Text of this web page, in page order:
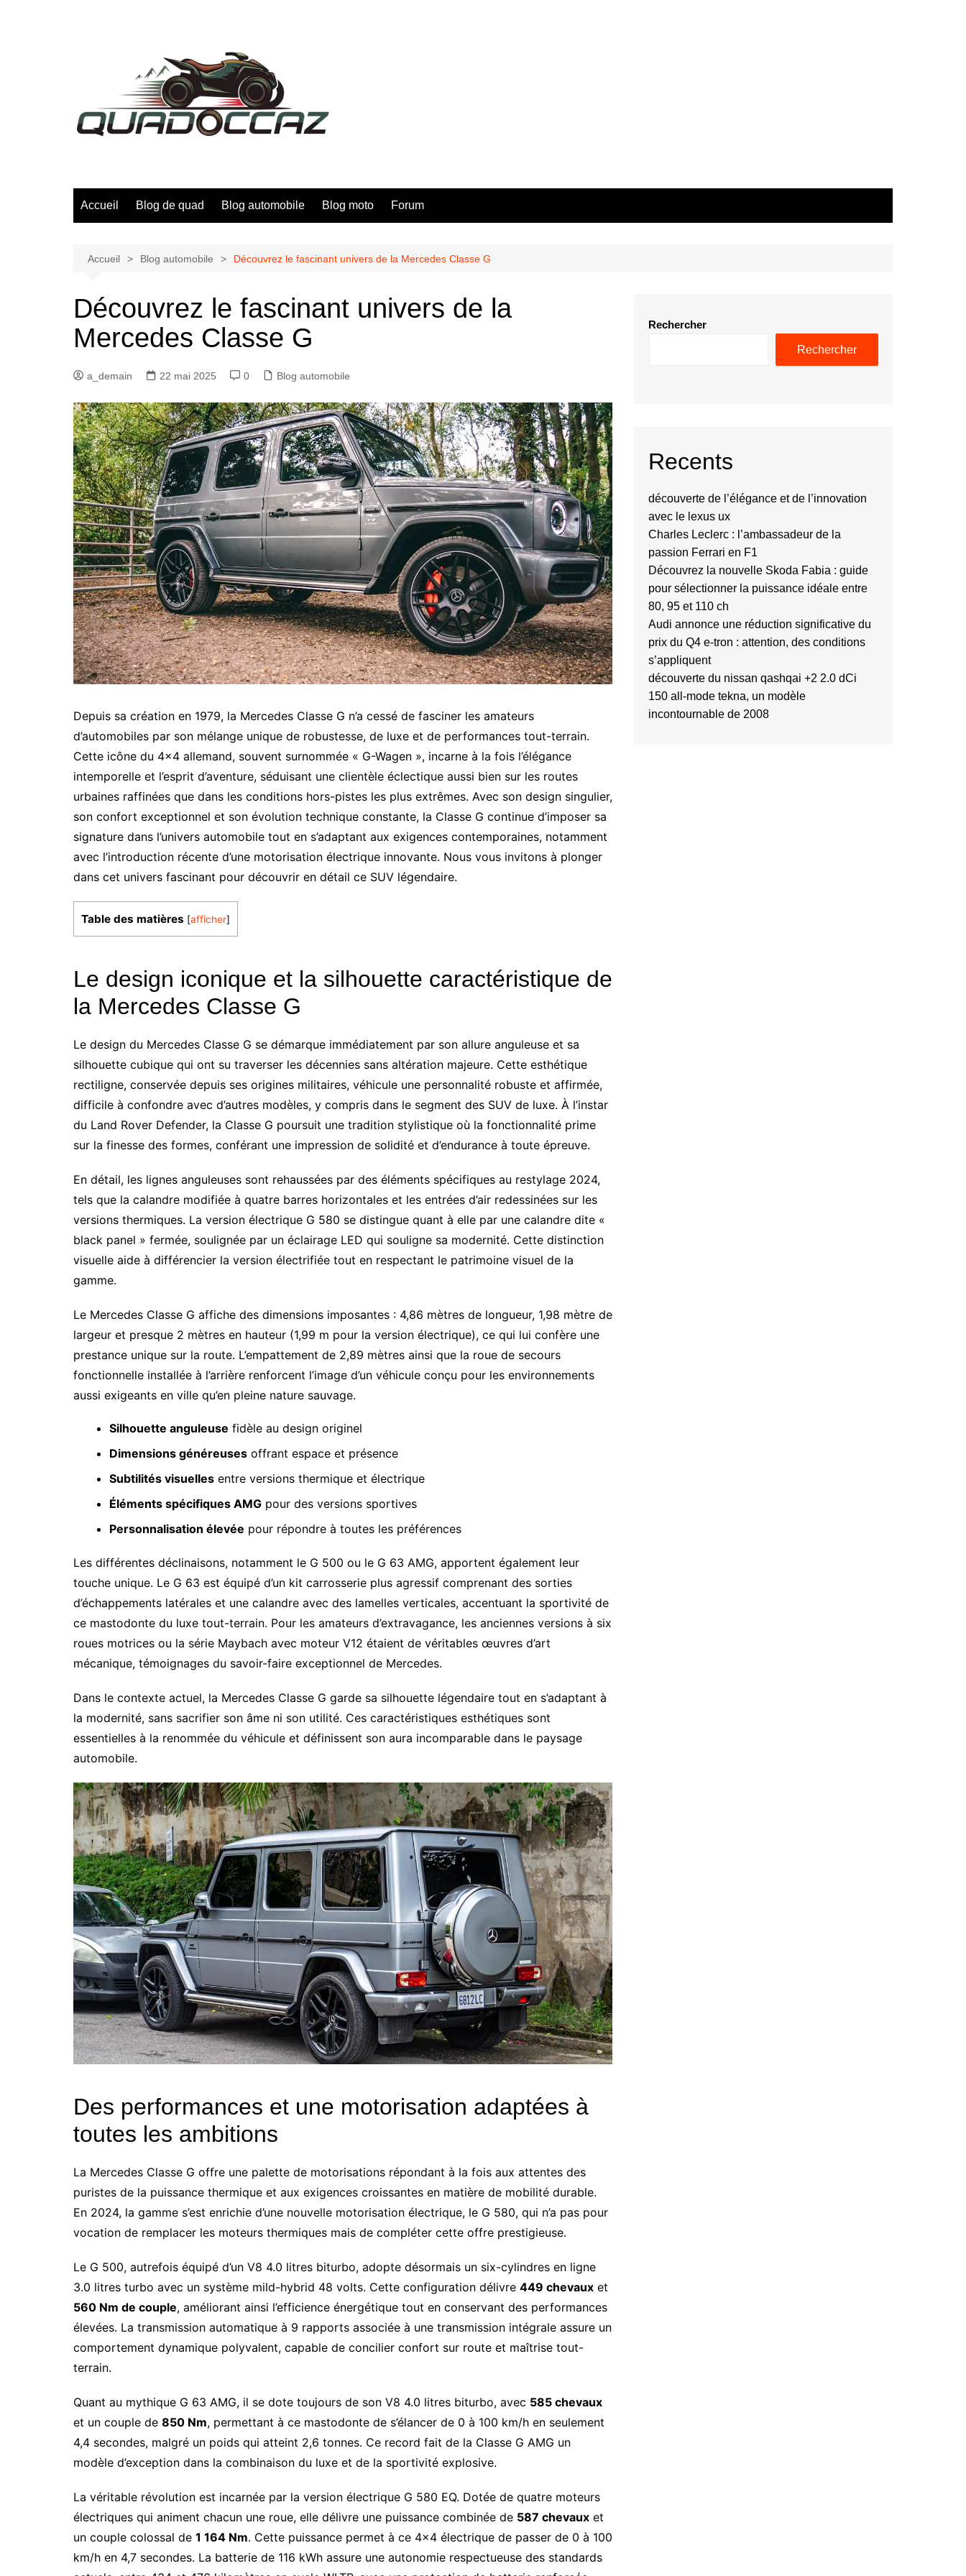
Accueil Blog de quad Blog automobile Blog moto Forum
Accueil Blog automobile Découvrez le fascinant univers de la Mercedes Classe G
Découvrez le fascinant univers de la
Mercedes Classe G
a_demain 22 mai 2025 0 Blog automobile
Depuis sa création en 1979, la Mercedes Classe G n’a cessé de fasciner les amateurs
d’automobiles par son mélange unique de robustesse, de luxe et de performances tout-terrain.
Cette icône du 4×4 allemand, souvent surnommée « G-Wagen », incarne à la fois l’élégance
intemporelle et l’esprit d’aventure, séduisant une clientèle éclectique aussi bien sur les routes
urbaines raffinées que dans les conditions hors-pistes les plus extrêmes. Avec son design singulier,
son confort exceptionnel et son évolution technique constante, la Classe G continue d’imposer sa
signature dans l’univers automobile tout en s’adaptant aux exigences contemporaines, notamment
avec l’introduction récente d’une motorisation électrique innovante. Nous vous invitons à plonger
dans cet univers fascinant pour découvrir en détail ce SUV légendaire.
Table des matières [afficher]
Le design iconique et la silhouette caractéristique de
la Mercedes Classe G
Le design du Mercedes Classe G se démarque immédiatement par son allure anguleuse et sa
silhouette cubique qui ont su traverser les décennies sans altération majeure. Cette esthétique
rectiligne, conservée depuis ses origines militaires, véhicule une personnalité robuste et affirmée,
difficile à confondre avec d’autres modèles, y compris dans le segment des SUV de luxe. À l’instar
du Land Rover Defender, la Classe G poursuit une tradition stylistique où la fonctionnalité prime
sur la finesse des formes, conférant une impression de solidité et d’endurance à toute épreuve.
En détail, les lignes anguleuses sont rehaussées par des éléments spécifiques au restylage 2024,
tels que la calandre modifiée à quatre barres horizontales et les entrées d’air redessinées sur les
versions thermiques. La version électrique G 580 se distingue quant à elle par une calandre dite «
black panel » fermée, soulignée par un éclairage LED qui souligne sa modernité. Cette distinction
visuelle aide à différencier la version électrifiée tout en respectant le patrimoine visuel de la
gamme.
Le Mercedes Classe G affiche des dimensions imposantes : 4,86 mètres de longueur, 1,98 mètre de
largeur et presque 2 mètres en hauteur (1,99 m pour la version électrique), ce qui lui confère une
prestance unique sur la route. L’empattement de 2,89 mètres ainsi que la roue de secours
fonctionnelle installée à l’arrière renforcent l’image d’un véhicule conçu pour les environnements
aussi exigeants en ville qu’en pleine nature sauvage.
Silhouette anguleuse fidèle au design originel
Dimensions généreuses offrant espace et présence
Subtilités visuelles entre versions thermique et électrique
Éléments spécifiques AMG pour des versions sportives
Personnalisation élevée pour répondre à toutes les préférences
Les différentes déclinaisons, notamment le G 500 ou le G 63 AMG, apportent également leur
touche unique. Le G 63 est équipé d’un kit carrosserie plus agressif comprenant des sorties
d’échappements latérales et une calandre avec des lamelles verticales, accentuant la sportivité de
ce mastodonte du luxe tout-terrain. Pour les amateurs d’extravagance, les anciennes versions à six
roues motrices ou la série Maybach avec moteur V12 étaient de véritables œuvres d’art
mécanique, témoignages du savoir-faire exceptionnel de Mercedes.
Dans le contexte actuel, la Mercedes Classe G garde sa silhouette légendaire tout en s’adaptant à
la modernité, sans sacrifier son âme ni son utilité. Ces caractéristiques esthétiques sont
essentielles à la renommée du véhicule et définissent son aura incomparable dans le paysage
automobile.
Des performances et une motorisation adaptées à
toutes les ambitions
La Mercedes Classe G offre une palette de motorisations répondant à la fois aux attentes des
puristes de la puissance thermique et aux exigences croissantes en matière de mobilité durable.
En 2024, la gamme s’est enrichie d’une nouvelle motorisation électrique, le G 580, qui n’a pas pour
vocation de remplacer les moteurs thermiques mais de compléter cette offre prestigieuse.
Le G 500, autrefois équipé d’un V8 4.0 litres biturbo, adopte désormais un six-cylindres en ligne
3.0 litres turbo avec un système mild-hybrid 48 volts. Cette configuration délivre 449 chevaux et
560 Nm de couple, améliorant ainsi l’efficience énergétique tout en conservant des performances
élevées. La transmission automatique à 9 rapports associée à une transmission intégrale assure un
comportement dynamique polyvalent, capable de concilier confort sur route et maîtrise tout-
terrain.
Quant au mythique G 63 AMG, il se dote toujours de son V8 4.0 litres biturbo, avec 585 chevaux
et un couple de 850 Nm, permettant à ce mastodonte de s’élancer de 0 à 100 km/h en seulement
4,4 secondes, malgré un poids qui atteint 2,6 tonnes. Ce record fait de la Classe G AMG un
modèle d’exception dans la combinaison du luxe et de la sportivité explosive.
La véritable révolution est incarnée par la version électrique G 580 EQ. Dotée de quatre moteurs
électriques qui animent chacun une roue, elle délivre une puissance combinée de 587 chevaux et
un couple colossal de 1 164 Nm. Cette puissance permet à ce 4×4 électrique de passer de 0 à 100
km/h en 4,7 secondes. La batterie de 116 kWh assure une autonomie respectueuse des standards
Rechercher
Rechercher
Recents
découverte de l’élégance et de l’innovation
avec le lexus ux
Charles Leclerc : l’ambassadeur de la
passion Ferrari en F1
Découvrez la nouvelle Skoda Fabia : guide
pour sélectionner la puissance idéale entre
80, 95 et 110 ch
Audi annonce une réduction significative du
prix du Q4 e-tron : attention, des conditions
s’appliquent
découverte du nissan qashqai +2 2.0 dCi
150 all-mode tekna, un modèle
incontournable de 2008